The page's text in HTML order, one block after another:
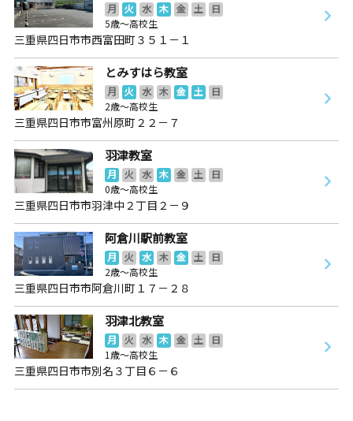
月 火 水 木 金 土
日
5歳～高校生
三重県四日市市西富田町３５１－１
とみすはら教室
月 火 水 木 金 土
日
2歳～高校生
三重県四日市市富州原町２２－７
羽津教室
月 火 水 木 金 土
日
0歳～高校生
三重県四日市市羽津中２丁目２－９
阿倉川駅前教室
月 火 水 木 金 土
日
2歳～高校生
三重県四日市市阿倉川町１７－２８
羽津北教室
月 火 水 木 金 土
日
1歳～高校生
三重県四日市市別名３丁目６－６